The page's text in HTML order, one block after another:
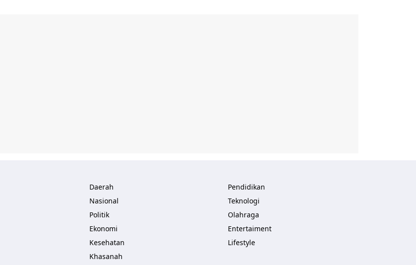
Daerah
Nasional
Politik
Ekonomi
Kesehatan
Khasanah
Pendidikan
Teknologi
Olahraga
Entertaiment
Lifestyle